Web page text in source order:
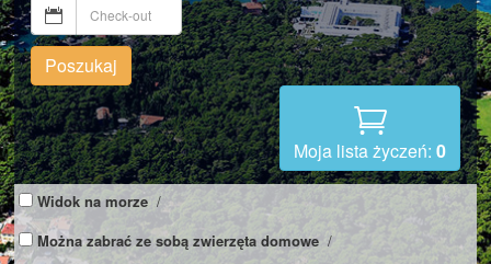
Poszukaj
Moja lista życzeń: 0
Widok na morze /
Można zabrać ze sobą zwierzęta domowe /